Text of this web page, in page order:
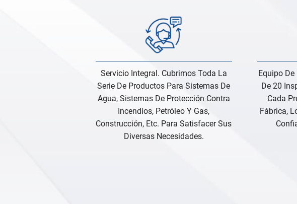
Servicio Integral. Cubrimos Toda La
Serie De Productos Para Sistemas De
Agua, Sistemas De Protección Contra
Incendios, Petróleo Y Gas,
Construcción, Etc. Para Satisfacer Sus
Diversas Necesidades.
Equipo
De 20
Cada
Fábrica,